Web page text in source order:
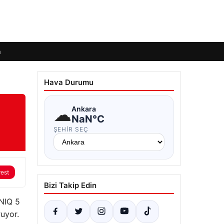
5
Hava Durumu
☁Ankara
NaN°C
ŞEHIR SEÇ
Bizi Takip Edin